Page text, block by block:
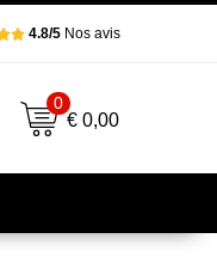
4.8/5Nos avis
0
€ 0,00